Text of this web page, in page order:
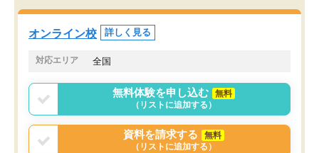
オンライン校 詳しく見る
対応エリア 全国
無料体験を申し込む
無料
（リストに追加する）
資料を請求する
無料
（リストに追加する）